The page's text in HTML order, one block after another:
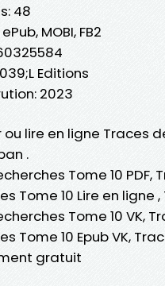
48
MOBI, FB2
Editions
2023
lire en ligne Traces
.
Tome 10 PDF,
Tome 10 Lire en ligne
Tome 10 VK,
Tome 10 Epub VK,
gratuit